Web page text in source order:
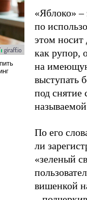
«Яблоко»
по
этом носит
как рупор,
на
выступать
под снятие
По его
ли
«зеленый
вишенкой